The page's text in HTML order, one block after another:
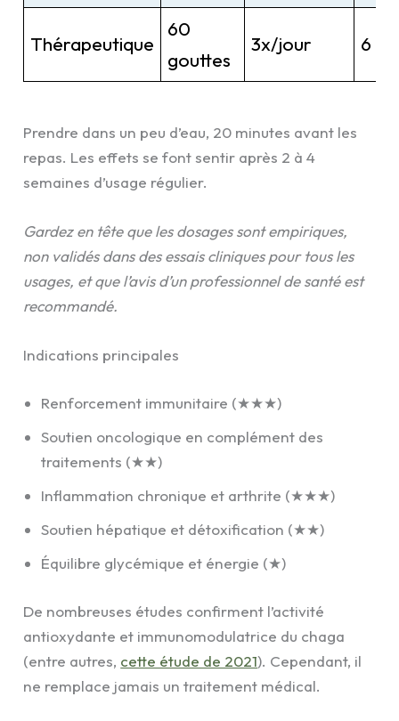
Thérapeutique
60
gouttes
3x/jour 6
Prendre dans un peu d’eau, 20 minutes avant les
repas. Les effets se font sentir après 2 à 4
semaines d’usage régulier.
Gardez en tête que les dosages sont empiriques,
non validés dans des essais cliniques pour tous les
usages, et que l’avis d’un professionnel de santé est
recommandé.
Indications principales
Renforcement immunitaire (★★★)
Soutien oncologique en complément des
traitements (★★)
Inflammation chronique et arthrite (★★★)
Soutien hépatique et détoxification (★★)
Équilibre glycémique et énergie (★)
De nombreuses études confirment l’activité
antioxydante et immunomodulatrice du chaga
(entre autres, cette étude de 2021). Cependant, il
ne remplace jamais un traitement médical.